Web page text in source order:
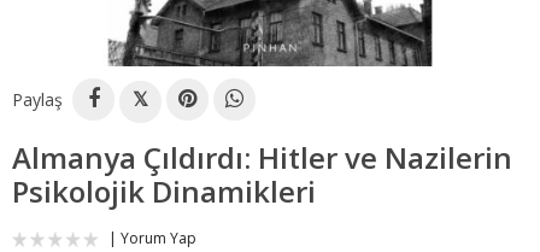
Paylaş 𝕏
Almanya Çıldırdı: Hitler ve Nazilerin
Psikolojik Dinamikleri
Yorum Yap